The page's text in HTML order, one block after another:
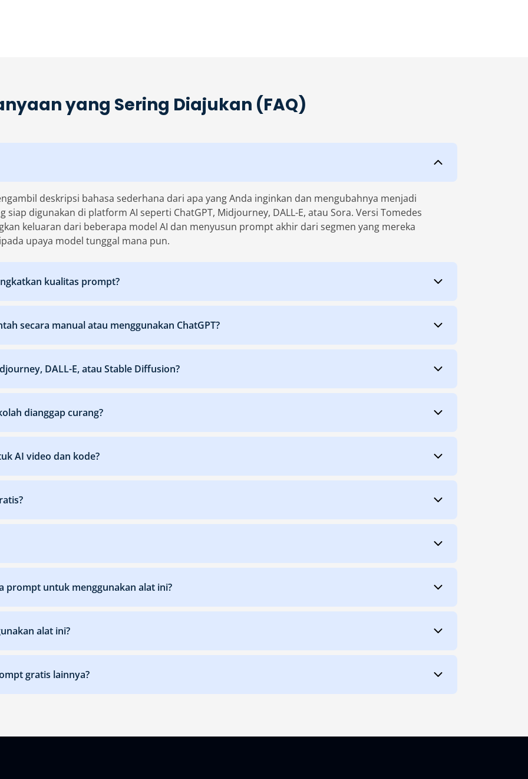
yang Sering Diajukan (FAQ)
deskripsi bahasa sederhana dari apa yang Anda inginkan dan mengubahnya menjadi
digunakan di platform AI seperti ChatGPT, Midjourney, DALL-E, atau Sora. Versi Tomedes
keluaran dari beberapa model AI dan menyusun prompt akhir dari segmen yang mereka
upaya model tunggal mana pun.
kualitas prompt?
secara manual atau menggunakan ChatGPT?
DALL-E, atau Stable Diffusion?
dianggap curang?
AI video dan kode?
prompt untuk menggunakan alat ini?
alat ini?
gratis lainnya?